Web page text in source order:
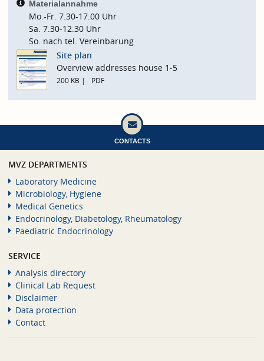
Materialannahme
Mo.-Fr. 7.30-17.00 Uhr
Sa. 7.30-12.30 Uhr
So. nach tel. Vereinbarung
Site plan
Overview addresses house 1-5
200 KB PDF
CONTACTS
MVZ DEPARTMENTS
Laboratory Medicine
Microbiology, Hygiene
Medical Genetics
Endocrinology, Diabetology, Rheumatology
Paediatric Endocrinology
SERVICE
Analysis directory
Clinical Lab Request
Disclaimer
Data protection
Contact